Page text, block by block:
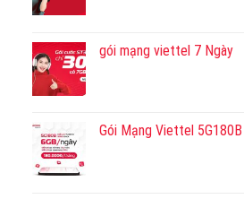
gói mạng viettel 7 Ngày
Gói Mạng Viettel 5G180B